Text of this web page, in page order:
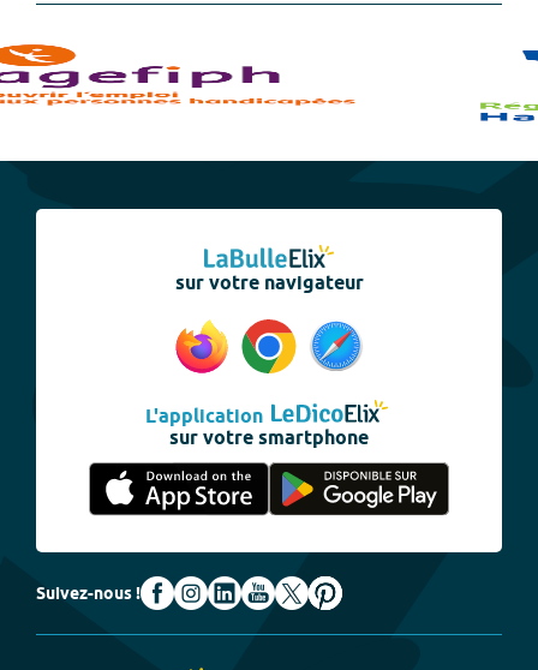
sur votre navigateur
L'application
sur votre smartphone
Suivez-nous !